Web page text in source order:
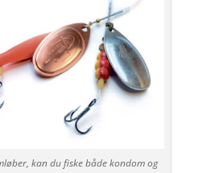
kan du fiske både kondom og